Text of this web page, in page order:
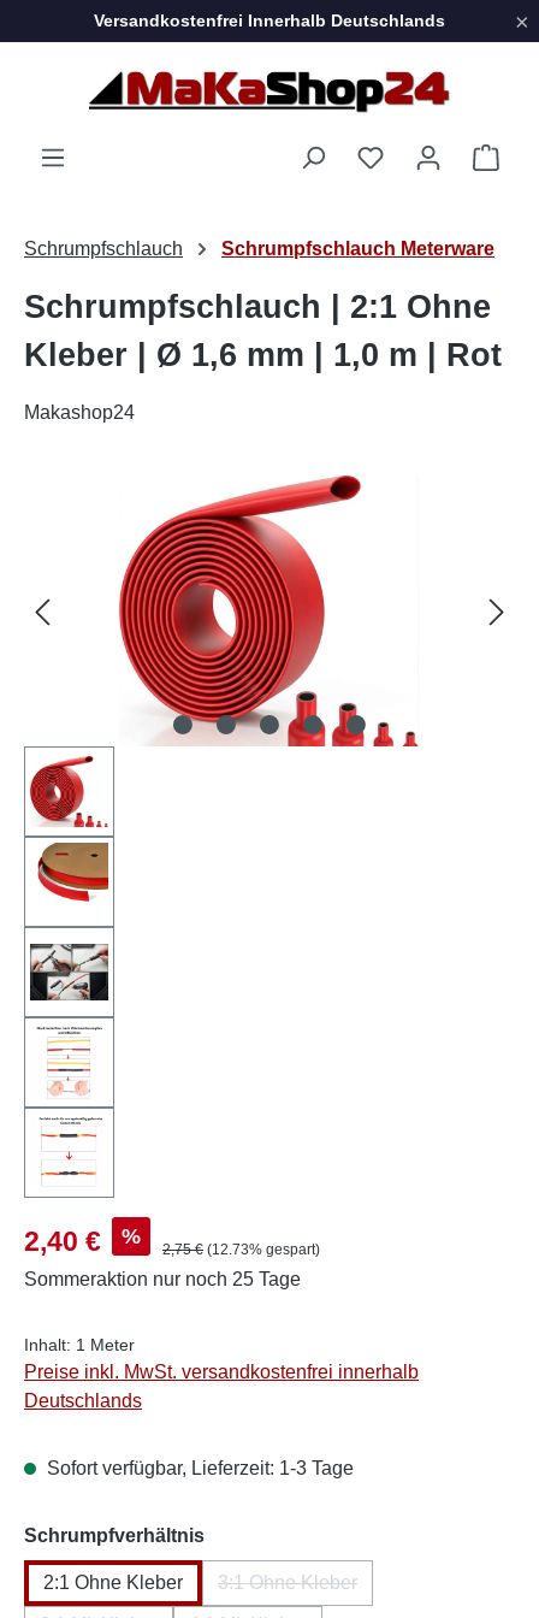
Zum Hauptinhalt springen
Versandkostenfrei Innerhalb Deutschlands ×
Schrumpfschlauch Schrumpfschlauch Meterware
Schrumpfschlauch | 2:1 Ohne
Kleber | Ø 1,6 mm | 1,0 m | Rot
Makashop24
Verkaufspreis:
2,40 € % Regulärer Preis:
2,75 € (12.73% gespart)
Sommeraktion nur noch 25 Tage
Inhalt: 1 Meter
Preise inkl. MwSt. versandkostenfrei innerhalb
Deutschlands
Sofort verfügbar, Lieferzeit: 1-3 Tage
Schrumpfverhältnisauswählen
2:1 Ohne Kleber 3:1 Ohne Kleber